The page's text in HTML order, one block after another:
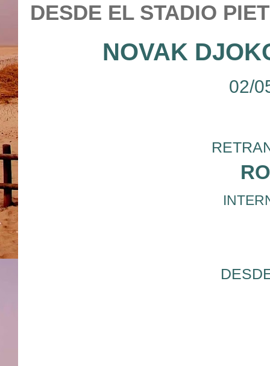
DESDE EL STADIO
NOVAK
02/